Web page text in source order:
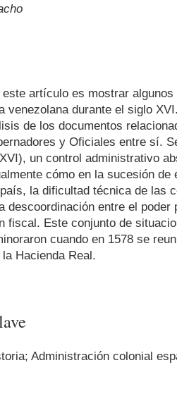
este artículo es mostrar
venezolana durante el siglo
de los documentos
y Oficiales entre sí.
un control administrativo
cómo en la sucesión de
la dificultad técnica de las
descoordinación entre el
fiscal. Este conjunto de
cuando en 1578 se
Hacienda Real.
Administración colonial